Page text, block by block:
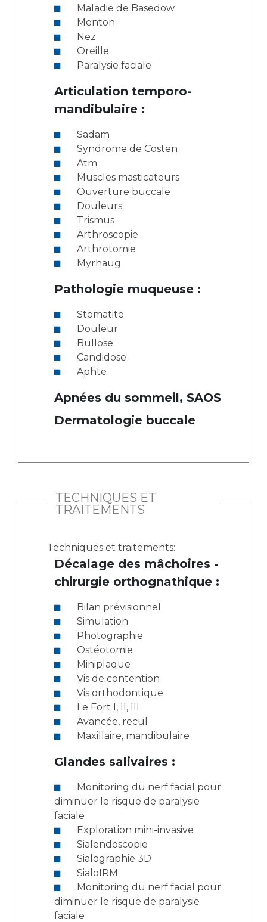
Maladie de Basedow
Menton
Nez
Oreille
Paralysie faciale
Articulation temporo-
mandibulaire :
Sadam
Syndrome de Costen
Atm
Muscles masticateurs
Ouverture buccale
Douleurs
Trismus
Arthroscopie
Arthrotomie
Myrhaug
Pathologie muqueuse :
Stomatite
Douleur
Bullose
Candidose
Aphte
Apnées du sommeil, SAOS
Dermatologie buccale
TECHNIQUES ET
TRAITEMENTS
Techniques et traitements:
Décalage des mâchoires -
chirurgie orthognathique :
Bilan prévisionnel
Simulation
Photographie
Ostéotomie
Miniplaque
Vis de contention
Vis orthodontique
Le Fort I, II, III
Avancée, recul
Maxillaire, mandibulaire
Glandes salivaires :
diminuer le risque de paralysie
faciale
Exploration mini-invasive
Sialendoscopie
Sialographie 3D
SialoIRM
diminuer le risque de paralysie
faciale